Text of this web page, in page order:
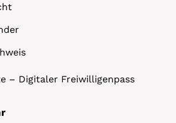
– Digitaler Freiwilligenpass